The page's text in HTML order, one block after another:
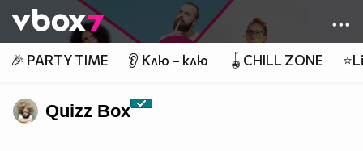
👾
🎉 PARTY TIME 👂 Клю – клю 🪀CHILL ZONE
Quizz Box